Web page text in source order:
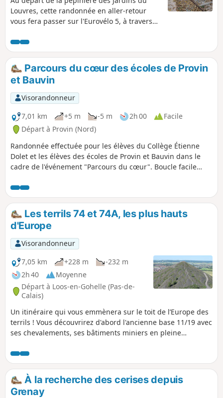
Louvres, cette randonnée en aller-retour
vous fera passer sur l'Eurovélo 5, à travers
Saint-Auguste, où vous ferez demi-tour.
Parcours du cœur des écoles de Provin
et Bauvin
Visorandonneur
7,01 km
+5 m -5 m 2h 00
Facile
Départ à Provin (Nord)
Randonnée effectuée pour les élèves du Collège Étienne
Dolet et les élèves des écoles de Provin et Bauvin dans le
cadre de l'événement "Parcours du cœur". Boucle facile
et empruntant des chemins et routes. Ce parcours s'adresse
en particulier à un public scolaire.
Les terrils 74 et 74A, les plus hauts
d'Europe
Visorandonneur
7,05 km
+228 m
-232 m
2h 40
Moyenne
Départ à Loos-en-Gohelle (Pas-de-
Calais)
Un itinéraire qui vous emmènera sur le toit de l’Europe des
terrils ! Vous découvrirez d'abord l'ancienne base 11/19 avec
ses chevalements, ses bâtiments miniers en pleine
agréables en sous-bois.
À la recherche des cerises depuis
Grenay